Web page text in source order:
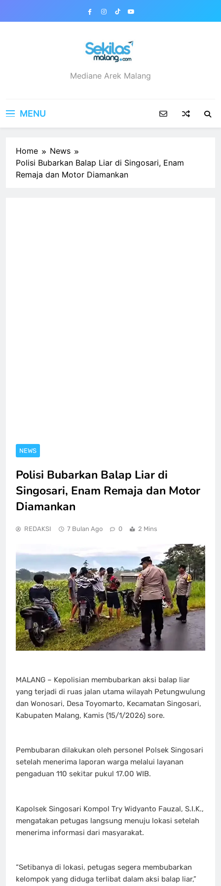
sekilasmalang.com
Mediane Arek Malang
MENU
Home
News
Polisi Bubarkan Balap Liar di Singosari, Enam
Remaja dan Motor Diamankan
NEWS
Polisi Bubarkan Balap Liar di
Singosari, Enam Remaja dan Motor
Diamankan
REDAKSI 7 Bulan Ago 0 2 Mins
MALANG – Kepolisian membubarkan aksi balap liar
yang terjadi di ruas jalan utama wilayah Petungwulung
dan Wonosari, Desa Toyomarto, Kecamatan Singosari,
Kabupaten Malang, Kamis (15/1/2026) sore.
Pembubaran dilakukan oleh personel Polsek Singosari
setelah menerima laporan warga melalui layanan
pengaduan 110 sekitar pukul 17.00 WIB.
Kapolsek Singosari Kompol Try Widyanto Fauzal, S.I.K.,
mengatakan petugas langsung menuju lokasi setelah
menerima informasi dari masyarakat.
“Setibanya di lokasi, petugas segera membubarkan
kelompok yang diduga terlibat dalam aksi balap liar,”